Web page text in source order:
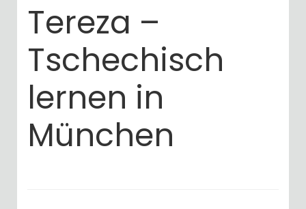
Tereza –
Tschechisch
lernen in
München